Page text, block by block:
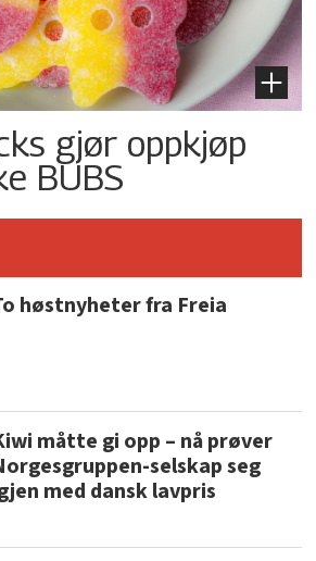
gjør oppkjøp
BUBS
høstnyheter fra Freia
måtte gi opp – nå prøver
selskap seg
med dansk lavpris